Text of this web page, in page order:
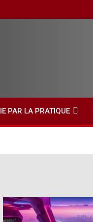
IE PAR LA PRATIQUE